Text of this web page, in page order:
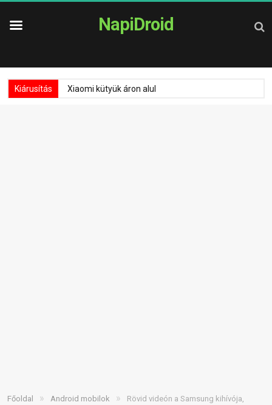
NapiDroid
Kiárusítás Xiaomi kütyük áron alul
Főoldal » Android mobilok »
Rövid videón a Samsung kihívója,